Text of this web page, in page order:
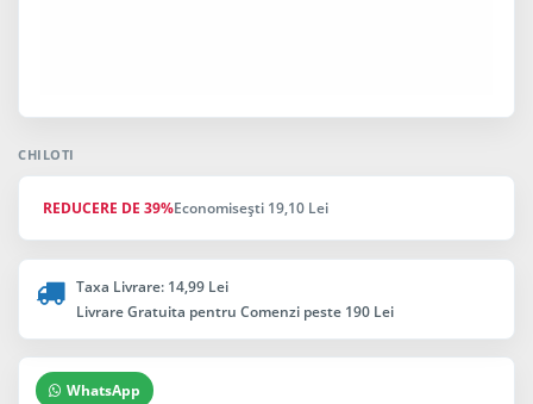
CHILOTI
REDUCERE DE 39%Economiseşti 19,10 Lei
Taxa Livrare: 14,99 Lei
Livrare Gratuita pentru Comenzi peste 190 Lei
WhatsApp